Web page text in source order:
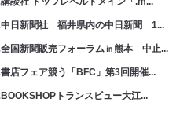
中日新聞社 福井県内の中日新聞 1...
全国新聞販売フォーラム㏌熊本 中止...
書店フェア競う「BFC」第3回開催...
BOOKSHOPトランスビュー大江...